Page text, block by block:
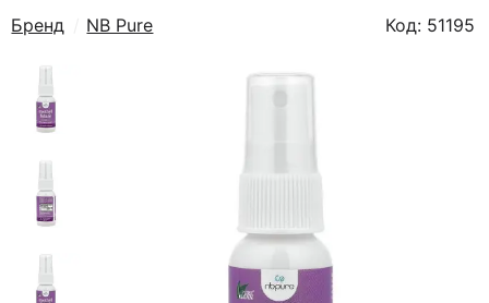
Бренд NB Pure Код: 51195